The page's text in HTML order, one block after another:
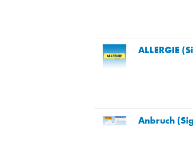
ALLERGIE
Anbruch